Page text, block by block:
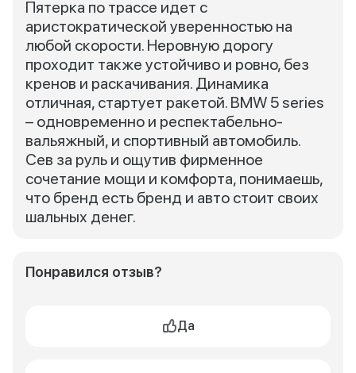
Пятерка по трассе идет с
аристократической уверенностью на
любой скорости. Неровную дорогу
проходит также устойчиво и ровно, без
кренов и раскачивания. Динамика
отличная, стартует ракетой. BMW 5 series
– одновременно и респектабельно-
вальяжный, и спортивный автомобиль.
Сев за руль и ощутив фирменное
сочетание мощи и комфорта, понимаешь,
что бренд есть бренд и авто стоит своих
шальных денег.
Понравился отзыв?
Да